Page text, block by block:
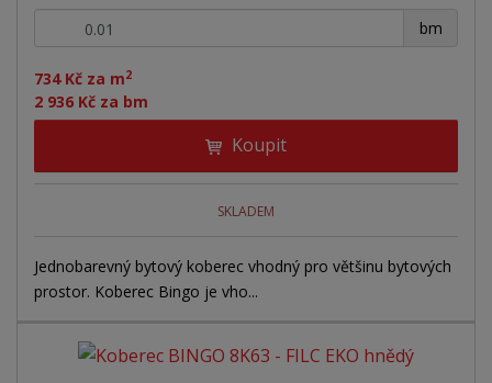
734 Kč za m2
2 936 Kč za bm
bm
+ -
Koupit
SKLADEM
Jednobarevný bytový koberec vhodný pro většinu bytových
prostor. Koberec Bingo je vho...